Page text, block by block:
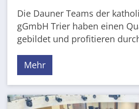
Die Dauner Teams der
gGmbH Trier haben einen
gebildet und profitieren
Mehr